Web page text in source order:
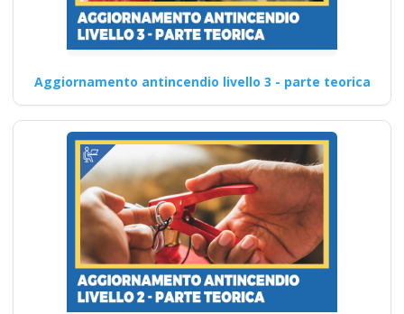
Aggiornamento antincendio livello 3 - parte teorica